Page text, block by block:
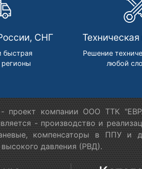
СНГ
быстрая
регионы
Решение
любой
проект компании ООО ТТК
- производство и
компенсаторы в ППУ и
давления (РВД).